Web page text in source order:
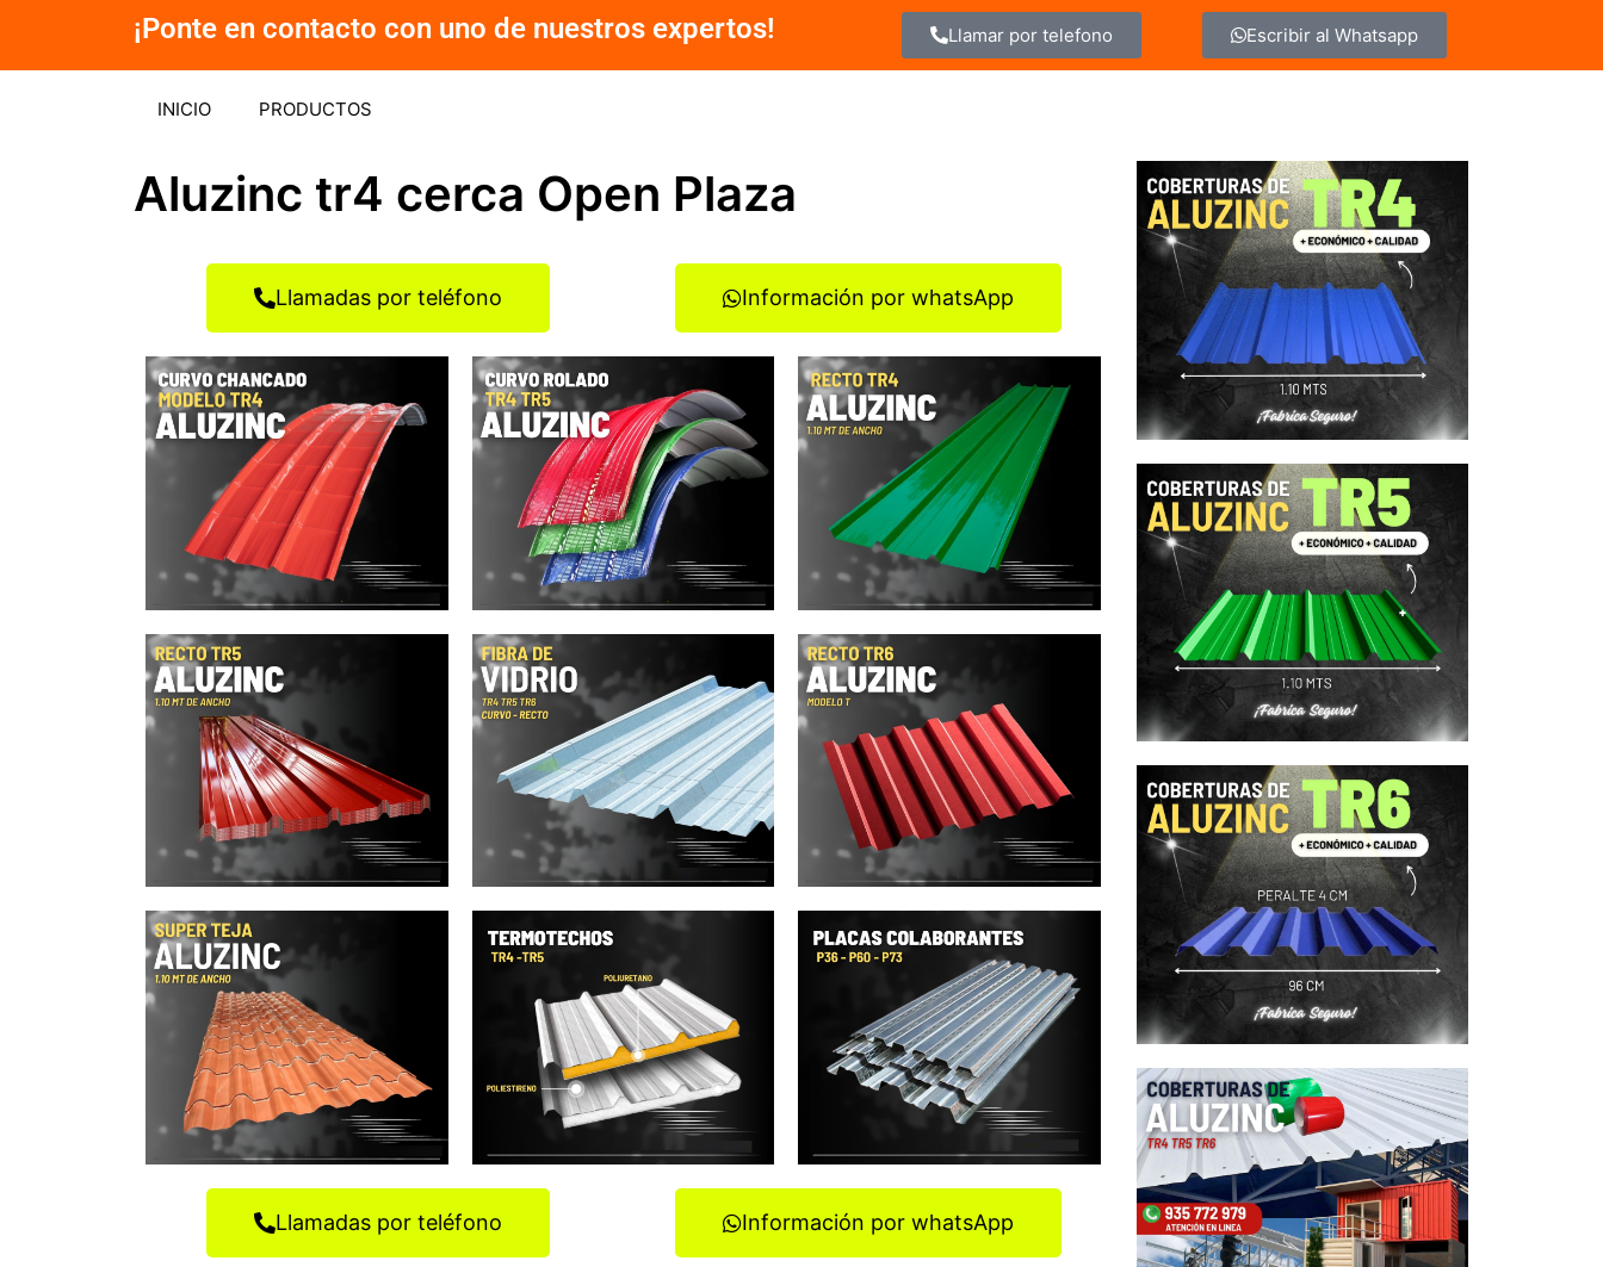
contenido
¡Ponte en contacto con uno de nuestros expertos! Llamar por telefono Escribir al Whatsapp
INICIO PRODUCTOS
Aluzinc tr4 cerca Open Plaza
Llamadas por teléfono Información por whatsApp
Llamadas por teléfono Información por whatsApp